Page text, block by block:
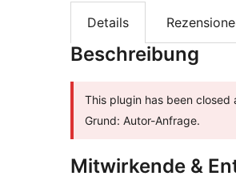
Details
Beschreibung
This plugin has been closed
Grund: Autor-Anfrage.
Mitwirkende &